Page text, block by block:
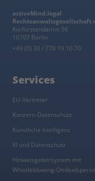
activeMind.legal
Rechtsanwaltsgesellschaft
Kurfürstendamm 56
10707 Berlin
+49 (0) 30 / 770 19 10 70
Services
EU-Vertreter
Konzern-Datenschutz
Künstliche Intelligenz
KI und Datenschutz
Hinweisgebersystem mit
Whistleblowing-